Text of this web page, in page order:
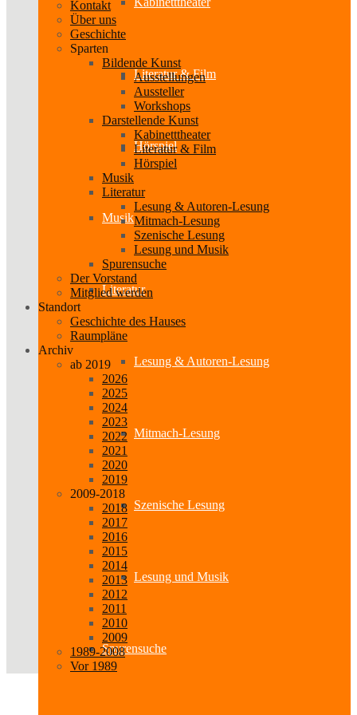
Literatur & Film
Hörspiel
Musik
Literatur
Lesung & Autoren-Lesung
Mitmach-Lesung
Szenische Lesung
Lesung und Musik
Spurensuche
Kontakt
Über uns
Geschichte
Sparten
Bildende Kunst
Ausstellungen
Aussteller
Workshops
Darstellende Kunst
Kabinetttheater
Literatur & Film
Hörspiel
Musik
Literatur
Lesung & Autoren-Lesung
Mitmach-Lesung
Szenische Lesung
Lesung und Musik
Spurensuche
Der Vorstand
Mitglied werden
Standort
Geschichte des Hauses
Raumpläne
Archiv
ab 2019
2026
2025
2024
2023
2022
2021
2020
2019
2009-2018
2018
2017
2016
2015
2014
2013
2012
2011
2010
2009
1989-2008
Vor 1989